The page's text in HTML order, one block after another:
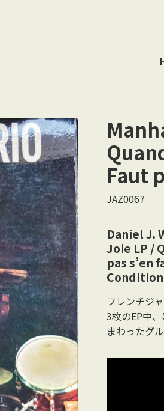
Faut
JAZ0067
Daniel J.
Joie LP /
pas s’en
Condition
フレンチジ
3枚のEP中
まわったグ